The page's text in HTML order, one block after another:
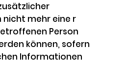
mehr eine r
Person
können, sofern
Informationen